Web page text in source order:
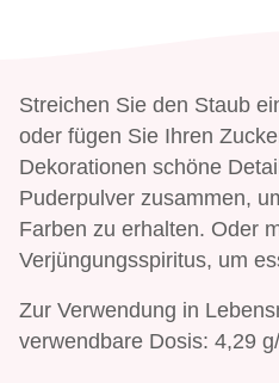
Streichen Sie den Staub
oder fügen Sie Ihren
Dekorationen schöne
Puderpulver zusammen,
Farben zu erhalten. Oder
Verjüngungsspiritus, um
Zur Verwendung in
verwendbare Dosis: 4,29